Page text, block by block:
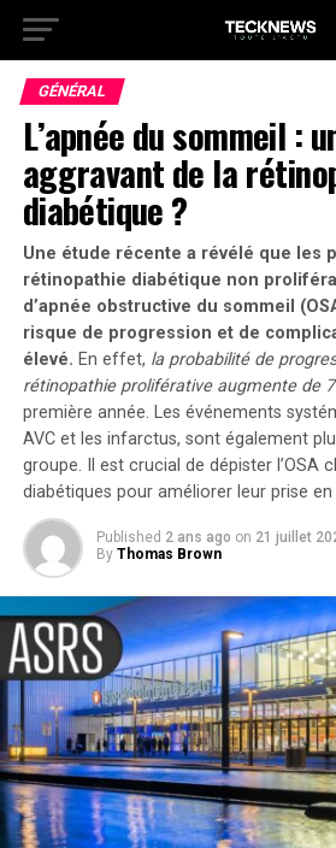
GÉNÉRAL
L’apnée du sommeil :
aggravant de la
diabétique ?
Une étude récente a révélé que les
rétinopathie diabétique non
d’apnée obstructive du sommeil
risque de progression et de
élevé. En effet, la probabilité de
rétinopathie proliférative augmente de
première année. Les événements
AVC et les infarctus, sont également
groupe.
Il est crucial de dépister l’OSA
diabétiques pour améliorer leur prise en
Published 2 ans ago on 21 juillet
By Thomas Brown